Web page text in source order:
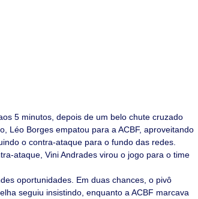
Léo Borges empatou para a ACBF, aproveitando
o contra-ataque para o fundo das redes.
ataque, Vini Andrades virou o jogo para o time
oportunidades. Em duas chances, o pivô
seguiu insistindo, enquanto a ACBF marcava